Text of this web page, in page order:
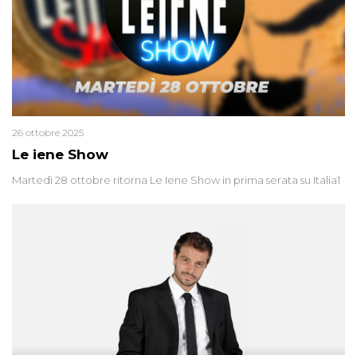
Le iene Show
26 ottobre 2025
Martedì 28 ottobre ritorna Le Iene Show in prima serata su Italia1